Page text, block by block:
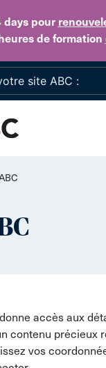
dayspour
de formation
accès aux
contenu précieux
vos